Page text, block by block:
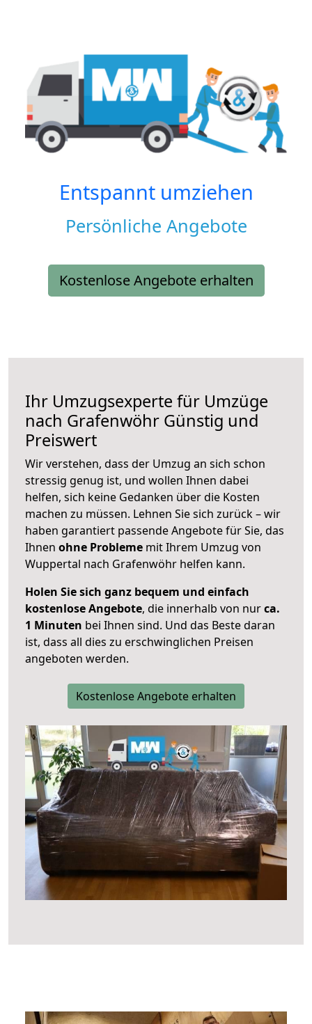
Entspannt umziehen
Persönliche Angebote
Kostenlose Angebote erhalten
Ihr Umzugsexperte für Umzüge
nach Grafenwöhr Günstig und
Preiswert
Wir verstehen, dass der Umzug an sich schon
stressig genug ist, und wollen Ihnen dabei
helfen, sich keine Gedanken über die Kosten
machen zu müssen. Lehnen Sie sich zurück – wir
haben garantiert passende Angebote für Sie, das
Ihnen ohne Probleme mit Ihrem Umzug von
Wuppertal nach Grafenwöhr helfen kann.
Holen Sie sich ganz bequem und einfach
kostenlose Angebote, die innerhalb von nurca.
1 Minuten bei Ihnen sind. Und das Beste daran
ist, dass all dies zu erschwinglichen Preisen
angeboten werden.
Kostenlose Angebote erhalten